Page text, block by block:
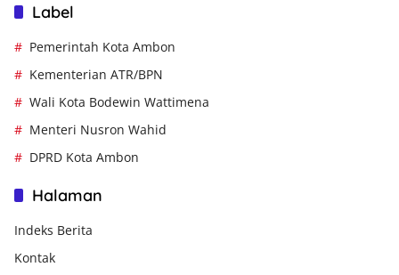
Label
Pemerintah Kota Ambon
Kementerian ATR/BPN
Wali Kota Bodewin Wattimena
Menteri Nusron Wahid
DPRD Kota Ambon
Halaman
Indeks Berita
Kontak